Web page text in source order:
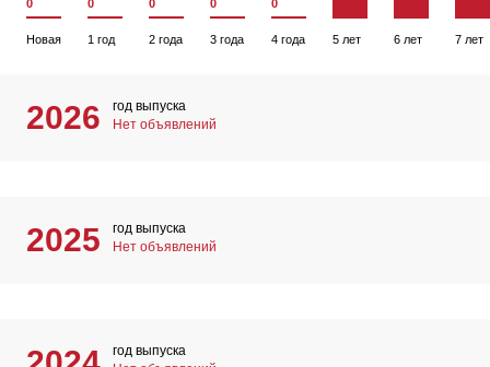
0
Новая
0
1 год
0
2 года
0
3 года
0
4 года 5 лет 6 лет 7 лет
2026
год выпуска
Нет объявлений
2025
год выпуска
Нет объявлений
год выпуска